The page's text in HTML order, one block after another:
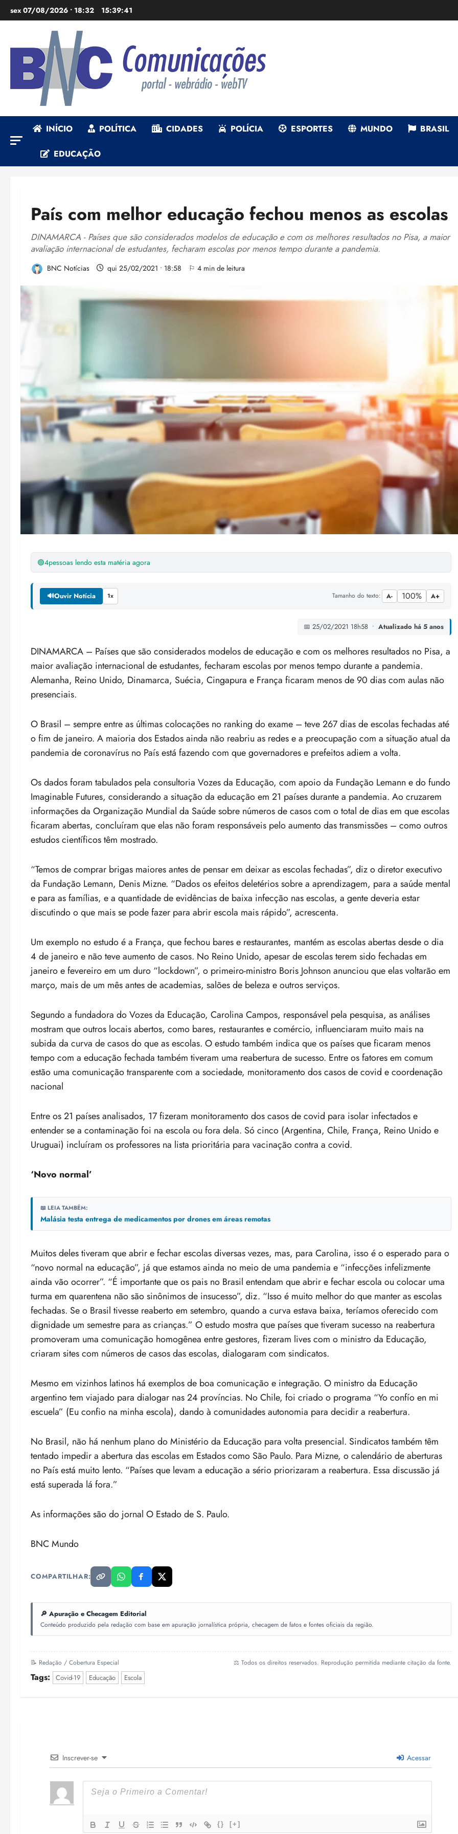
para
sex 07/08/2026 • 18:32 15:39:42
INÍCIO POLÍTICA CIDADES POLÍCIA ESPORTES MUNDO BRASIL
EDUCAÇÃO
País com melhor educação fechou menos as escolas
DINAMARCA - Países que são considerados modelos de educação e com os melhores resultados no Pisa, a maior
avaliação internacional de estudantes, fecharam escolas por menos tempo durante a pandemia.
BNC Notícias qui 25/02/2021 • 18:58 ⚐ 4 min de leitura
🟢4pessoas lendo esta matéria agora
🔊Ouvir Notícia 1x Tamanho do texto: A- 100% A+
📅 25/02/2021 18h58 • Atualizado há 5 anos
DINAMARCA – Países que são considerados modelos de educação e com os melhores resultados no Pisa, a
maior avaliação internacional de estudantes, fecharam escolas por menos tempo durante a pandemia.
Alemanha, Reino Unido, Dinamarca, Suécia, Cingapura e França ficaram menos de 90 dias com aulas não
presenciais.
O Brasil – sempre entre as últimas colocações no ranking do exame – teve 267 dias de escolas fechadas até
o fim de janeiro. A maioria dos Estados ainda não reabriu as redes e a preocupação com a situação atual da
pandemia de coronavírus no País está fazendo com que governadores e prefeitos adiem a volta.
Os dados foram tabulados pela consultoria Vozes da Educação, com apoio da Fundação Lemann e do fundo
Imaginable Futures, considerando a situação da educação em 21 países durante a pandemia. Ao cruzarem
informações da Organização Mundial da Saúde sobre números de casos com o total de dias em que escolas
ficaram abertas, concluíram que elas não foram responsáveis pelo aumento das transmissões – como outros
estudos científicos têm mostrado.
“Temos de comprar brigas maiores antes de pensar em deixar as escolas fechadas”, diz o diretor executivo
da Fundação Lemann, Denis Mizne. “Dados os efeitos deletérios sobre a aprendizagem, para a saúde mental
e para as famílias, e a quantidade de evidências de baixa infecção nas escolas, a gente deveria estar
discutindo o que mais se pode fazer para abrir escola mais rápido”, acrescenta.
Um exemplo no estudo é a França, que fechou bares e restaurantes, mantém as escolas abertas desde o dia
4 de janeiro e não teve aumento de casos. No Reino Unido, apesar de escolas terem sido fechadas em
janeiro e fevereiro em um duro “lockdown”, o primeiro-ministro Boris Johnson anunciou que elas voltarão em
março, mais de um mês antes de academias, salões de beleza e outros serviços.
Segundo a fundadora do Vozes da Educação, Carolina Campos, responsável pela pesquisa, as análises
mostram que outros locais abertos, como bares, restaurantes e comércio, influenciaram muito mais na
subida da curva de casos do que as escolas. O estudo também indica que os países que ficaram menos
tempo com a educação fechada também tiveram uma reabertura de sucesso. Entre os fatores em comum
estão uma comunicação transparente com a sociedade, monitoramento dos casos de covid e coordenação
nacional
Entre os 21 países analisados, 17 fizeram monitoramento dos casos de covid para isolar infectados e
entender se a contaminação foi na escola ou fora dela. Só cinco (Argentina, Chile, França, Reino Unido e
Uruguai) incluíram os professores na lista prioritária para vacinação contra a covid.
‘Novo normal’
📖 LEIA TAMBÉM:
Malásia testa entrega de medicamentos por drones em áreas remotas
Muitos deles tiveram que abrir e fechar escolas diversas vezes, mas, para Carolina, isso é o esperado para o
“novo normal na educação”, já que estamos ainda no meio de uma pandemia e “infecções infelizmente
ainda vão ocorrer”. “É importante que os pais no Brasil entendam que abrir e fechar escola ou colocar uma
turma em quarentena não são sinônimos de insucesso”, diz. “Isso é muito melhor do que manter as escolas
fechadas. Se o Brasil tivesse reaberto em setembro, quando a curva estava baixa, teríamos oferecido com
dignidade um semestre para as crianças.” O estudo mostra que países que tiveram sucesso na reabertura
promoveram uma comunicação homogênea entre gestores, fizeram lives com o ministro da Educação,
criaram sites com números de casos das escolas, dialogaram com sindicatos.
Mesmo em vizinhos latinos há exemplos de boa comunicação e integração. O ministro da Educação
argentino tem viajado para dialogar nas 24 províncias. No Chile, foi criado o programa “Yo confío en mi
escuela” (Eu confio na minha escola), dando à comunidades autonomia para decidir a reabertura.
No Brasil, não há nenhum plano do Ministério da Educação para volta presencial. Sindicatos também têm
tentado impedir a abertura das escolas em Estados como São Paulo. Para Mizne, o calendário de aberturas
no País está muito lento. “Países que levam a educação a sério priorizaram a reabertura. Essa discussão já
está superada lá fora.”
As informações são do jornal O Estado de S. Paulo.
BNC Mundo
COMPARTILHAR:
🔎 Apuração e Checagem Editorial
Conteúdo produzido pela redação com base em apuração jornalística própria, checagem de fatos e fontes oficiais da região.
📝 Redação / Cobertura Especial ⚖️ Todos os direitos reservados. Reprodução permitida mediante citação da fonte.
Tags: Covid-19 Educação Escola
Inscrever-se Acessar
{} [+]